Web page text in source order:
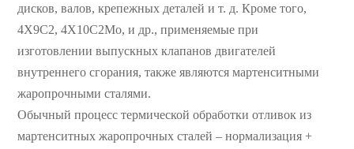
дисков, валов, крепежных деталей и т. д. Кроме того,
4Х9С2, 4Х10С2Мо, и др., применяемые при
изготовлении выпускных клапанов двигателей
внутреннего сгорания, также являются мартенситными
жаропрочными сталями.
Обычный процесс термической обработки отливок из
мартенситных жаропрочных сталей – нормализация +